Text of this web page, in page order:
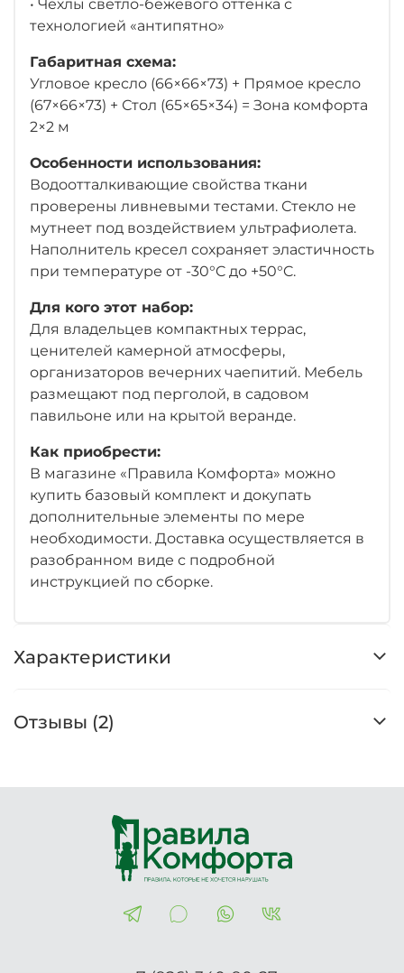
• Чехлы светло-бежевого оттенка с
технологией «антипятно»
Габаритная схема:
Угловое кресло (66×66×73) + Прямое кресло
(67×66×73) + Стол (65×65×34) = Зона комфорта
2×2 м
Особенности использования:
Водоотталкивающие свойства ткани
проверены ливневыми тестами. Стекло не
мутнеет под воздействием ультрафиолета.
Наполнитель кресел сохраняет эластичность
при температуре от -30°C до +50°C.
Для кого этот набор:
Для владельцев компактных террас,
ценителей камерной атмосферы,
организаторов вечерних чаепитий. Мебель
размещают под перголой, в садовом
павильоне или на крытой веранде.
Как приобрести:
В магазине «Правила Комфорта» можно
купить базовый комплект и докупать
дополнительные элементы по мере
необходимости. Доставка осуществляется в
разобранном виде с подробной
инструкцией по сборке.
Характеристики
Отзывы (2)